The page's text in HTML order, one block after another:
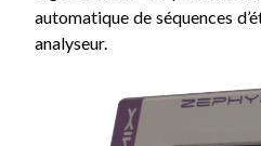
automatique de séquences
analyseur.